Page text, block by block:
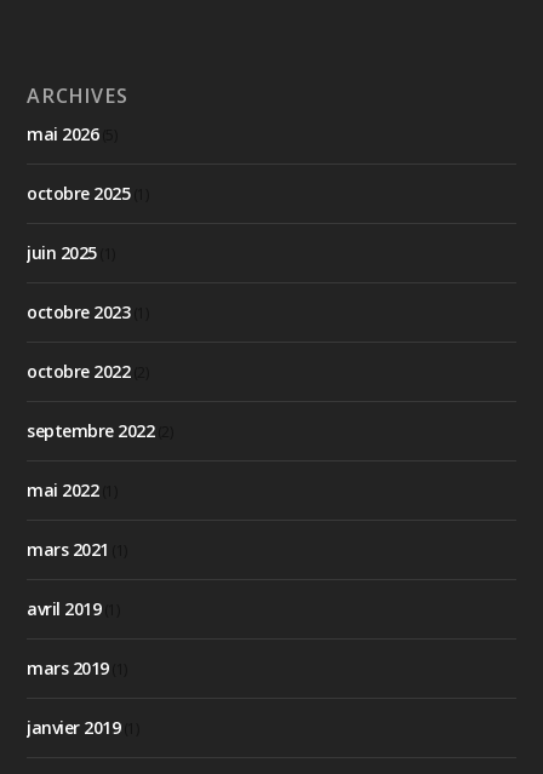
ARCHIVES
mai 2026(5)
octobre 2025(1)
juin 2025(1)
octobre 2023(1)
octobre 2022(2)
septembre 2022(2)
mai 2022(1)
mars 2021
avril 2019(1)
mars 2019(1)
janvier 2019(1)